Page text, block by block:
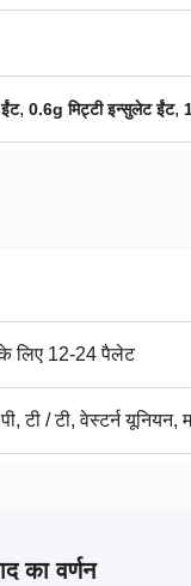
, 0.6g मिट्टी इन्सुलेट ईंट,
लिए 12-24 पैलेट
टी / टी, वेस्टर्न यूनियन,
का वर्णन